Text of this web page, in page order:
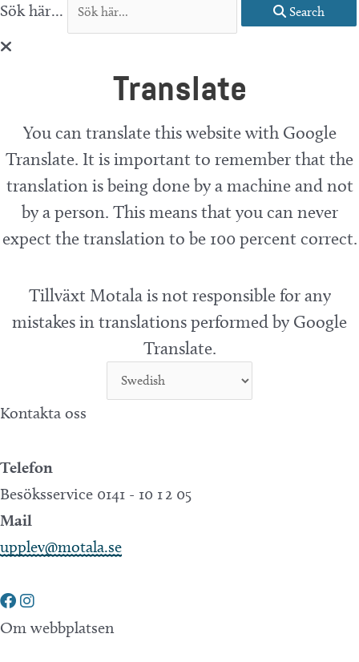
Sök här... Search
Translate
You can translate this website with Google
Translate. It is important to remember that the
translation is being done by a machine and not
by a person. This means that you can never
expect the translation to be 100 percent correct.
Tillväxt Motala is not responsible for any
mistakes in translations performed by Google
Translate.
Kontakta oss
Telefon
Besöksservice 0141 - 10 1 2 05
Mail
upplev@motala.se
Om webbplatsen